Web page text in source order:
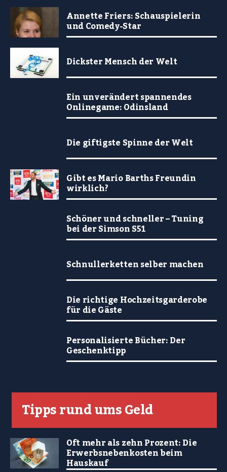
Annette Friers: Schauspielerin
und Comedy-Star
Dickster Mensch der Welt
Ein unverändert spannendes
Onlinegame: Odinsland
Die giftigste Spinne der Welt
Gibt es Mario Barths Freundin
wirklich?
Schöner und schneller – Tuning
bei der Simson S51
Schnullerketten selber machen
Die richtige Hochzeitsgarderobe
für die Gäste
Personalisierte Bücher: Der
Geschenktipp
Tipps rund ums Geld
Oft mehr als zehn Prozent: Die
Erwerbsnebenkosten beim
Hauskauf